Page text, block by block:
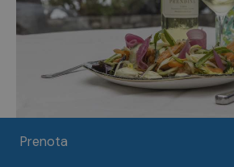
Prenota